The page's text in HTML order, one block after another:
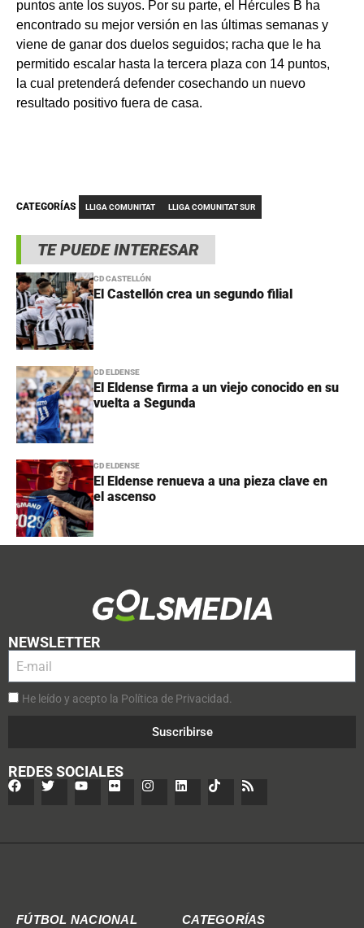
TE PUEDE INTERESAR
CD CASTELLÓN
El Castellón crea un segundo filial
CD ELDENSE
El Eldense firma a un viejo conocido en su
vuelta a Segunda
CD ELDENSE
El Eldense renueva a una pieza clave en
el ascenso
puntos ante los suyos. Por su parte, el Hércules B ha
encontrado su mejor versión en las últimas semanas y
viene de ganar dos duelos seguidos; racha que le ha
permitido escalar hasta la tercera plaza con 14 puntos,
la cual pretenderá defender cosechando un nuevo
resultado positivo fuera de casa.
CATEGORÍAS LLIGA COMUNITAT LLIGA COMUNITAT SUR
NEWSLETTER
He leído y acepto la Política de Privacidad.
Suscribirse
REDES SOCIALES
FÚTBOL NACIONAL CATEGORÍAS